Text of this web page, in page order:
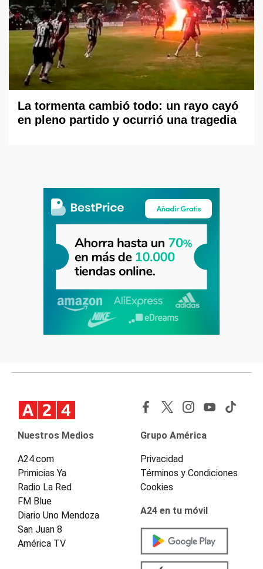
La tormenta cambió todo: un rayo cayó
en pleno partido y ocurrió una tragedia
Nuestros Medios
A24.com
Primicias Ya
Radio La Red
FM Blue
Diario Uno Mendoza
San Juan 8
América TV
Grupo América
Privacidad
Términos y Condiciones
Cookies
A24 en tu móvil